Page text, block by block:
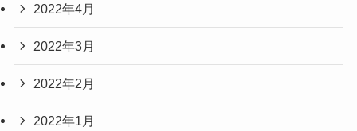
2022年4月
2022年3月
2022年2月
2022年1月